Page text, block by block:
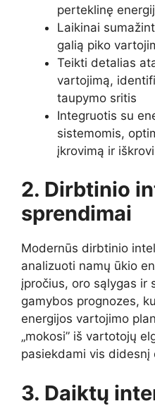
perteklinę
Laikinai
galią piko
Teikti detalias
vartojimą,
taupymo sritis
Integruotis su
sistemomis,
įkrovimą ir
2. Dirbtinio
sprendimai
Modernūs dirbtinio
analizuoti namų ūkio
įpročius, oro sąlygas ir
gamybos prognozes,
energijos vartojimo
„mokosi” iš vartotojų
pasiekdami vis didesnį
3. Daiktų